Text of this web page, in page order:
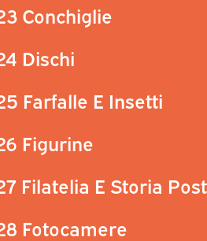
Conchiglie
Dischi
Farfalle E Insetti
Figurine
Filatelia E Storia
Fotocamere